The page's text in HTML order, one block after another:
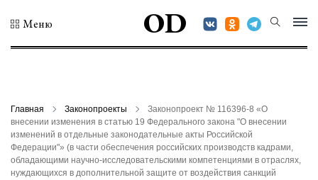
Меню OD
Главная Законопроекты
Законопроект № 116396-8 «О
внесении изменения в статью 19 Федерального закона "О внесении
изменений в отдельные законодательные акты Российской
Федерации"» (в части обеспечения российских производств кадрами,
обладающими научно-исследовательскими компетенциями в отраслях,
нуждающихся в дополнительной защите от воздействия санкций